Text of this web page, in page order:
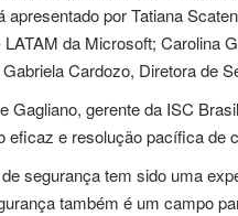
apresentado por Tatiana
da Microsoft; Carolina
Cardozo, Diretora de
Gagliano, gerente da ISC
eficaz e resolução pacífica de
segurança tem sido uma
também é um campo